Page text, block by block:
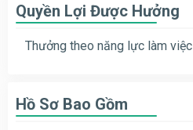
Quyền Lợi Được Hưởng
Thưởng theo năng lực làm việc
Hồ Sơ Bao Gồm